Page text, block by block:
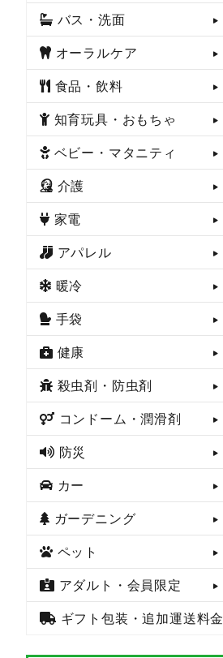
バス・洗面
オーラルケア
食品・飲料
知育玩具・おもちゃ
ベビー・マタニティ
介護
家電
アパレル
暖冷
手袋
健康
殺虫剤・防虫剤
コンドーム・潤滑剤
防災
カー
ガーデニング
ペット
アダルト・会員限定
ギフト包装・追加運送料金